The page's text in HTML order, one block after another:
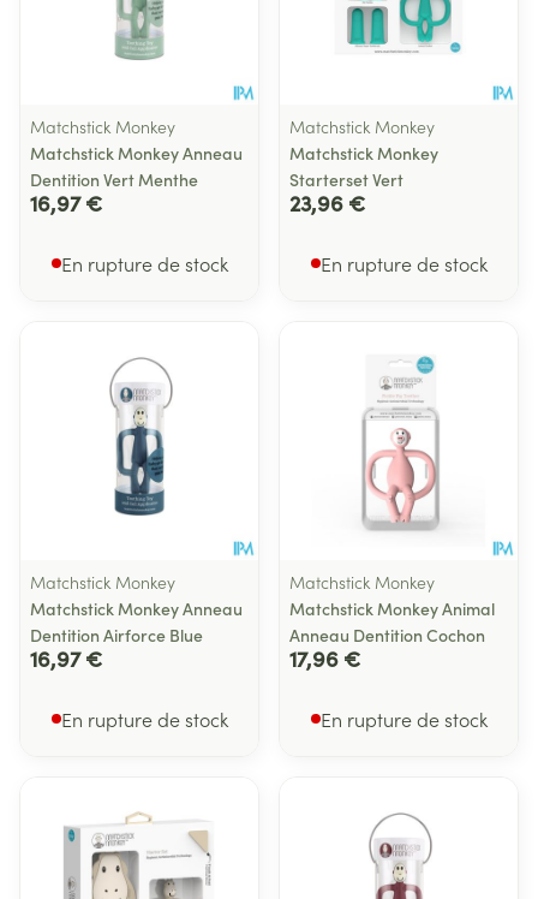
Matchstick Monkey
Matchstick Monkey Anneau
Dentition Vert Menthe
16,97 €
En rupture de stock
Matchstick Monkey
Matchstick Monkey
Starterset Vert
23,96 €
En rupture de stock
Matchstick Monkey
Matchstick Monkey Anneau
Dentition Airforce Blue
16,97 €
En rupture de stock
Matchstick Monkey
Matchstick Monkey Animal
Anneau Dentition Cochon
17,96 €
En rupture de stock